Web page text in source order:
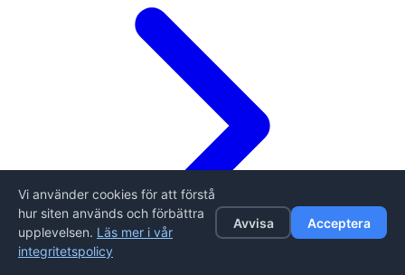
Vi använder cookies för att förstå
hur siten används och förbättra
upplevelsen. Läs mer i vår
integritetspolicy
Avvisa Acceptera